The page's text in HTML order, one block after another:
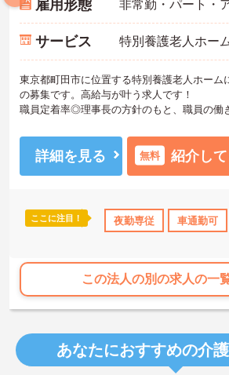
借り上げ 住宅手当・補助 託児所・育
雇用形態
サービス
東京都町田市に位置する特別養護老人ホーム
の募集です。高給与が叶う求人です！
職員定着率◎理事長の方針のもと、職員の働
ご興味ある方には、面接対策ポイントなど、
たしますのでお気軽にご相談ください！
詳細を見る 無料 紹介し
ここに注目！ 夜勤専従 車通勤可
この法人の別の求人の一
あなたにおすすめの介